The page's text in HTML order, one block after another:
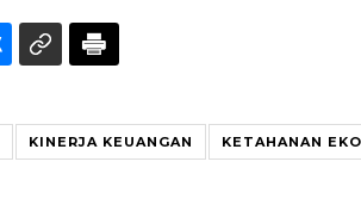
KINERJA KEUANGAN KETAHANAN